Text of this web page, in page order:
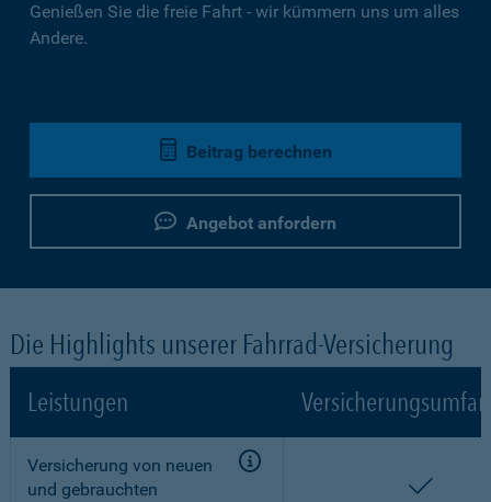
Genießen Sie die freie Fahrt - wir kümmern uns um alles
Andere.
Beitrag berechnen
Angebot anfordern
Die Highlights unserer Fahrrad-Versicherung
Leistungen
Versicherung von neuen
und gebrauchten